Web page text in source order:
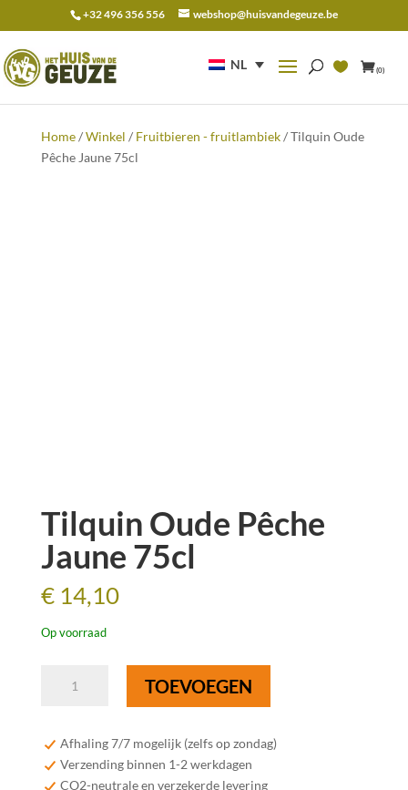
+32 496 356 556 webshop@huisvandegeuze.be
NL (0)
naar:
Home/Winkel / Fruitbieren - fruitlambiek/ Tilquin Oude
Pêche Jaune 75cl
Tilquin Oude Pêche
Jaune 75cl
€14,10
Op voorraad
Jaune
75cl
aantal
TOEVOEGEN
Afhaling 7/7 mogelijk (zelfs op zondag)
Verzending binnen 1-2 werkdagen
CO2-neutrale en verzekerde levering